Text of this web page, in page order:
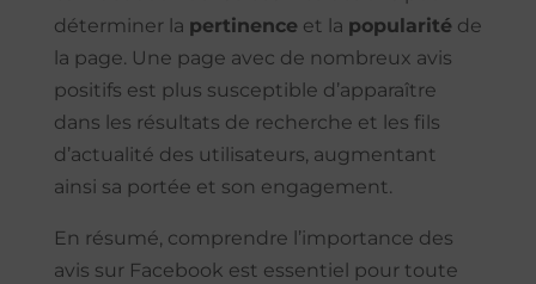
déterminer la pertinenceet la popularitéde
la page. Une page avec de nombreux avis
positifs est plus susceptible d’apparaître
dans les résultats de recherche et les fils
d’actualité des utilisateurs, augmentant
ainsi sa portée et son engagement.
En résumé, comprendre l’importance des
avis sur Facebook est essentiel pour toute